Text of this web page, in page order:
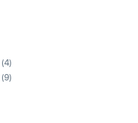
(4)
(9)